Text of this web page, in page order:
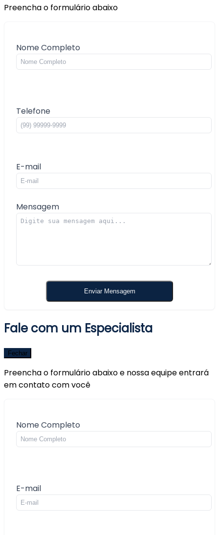
Preencha o formulário abaixo
Nome Completo
Telefone
E-mail
Mensagem
Fale com um Especialista
Fechar
Preencha o formulário abaixo e nossa equipe entrará
em contato com você
Nome Completo
E-mail